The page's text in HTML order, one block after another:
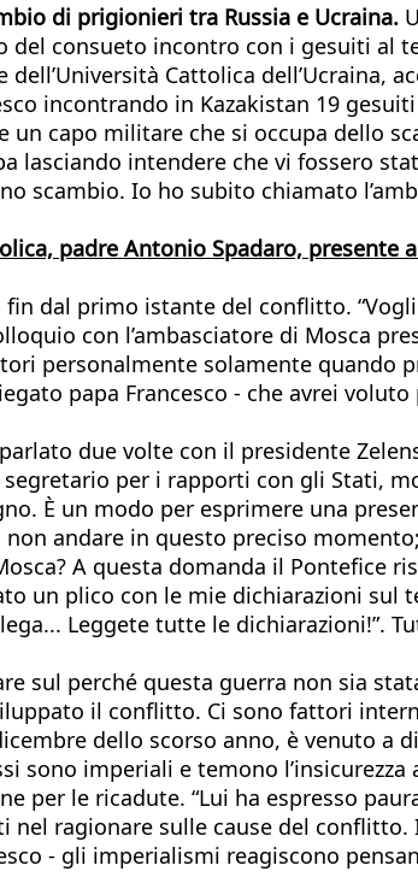
di prigionieri tra Russia e Ucraina.
consueto incontro con i gesuiti al
Cattolica dell’Ucraina,
incontrando in Kazakistan 19
un capo militare che si occupa dello
lasciando intendere che vi fossero
scambio. Io ho subito chiamato
padre Antonio Spadaro, presente
dal primo istante del conflitto.
con l’ambasciatore di Mosca
personalmente solamente quando
papa Francesco - che avrei
due volte con il presidente
per i rapporti con gli Stati,
È un modo per esprimere una
andare in questo preciso
A questa domanda il Pontefice
un plico con le mie dichiarazioni sul
Leggete tutte le dichiarazioni!”.
sul perché questa guerra non sia
il conflitto. Ci sono fattori
dello scorso anno, è venuto a
sono imperiali e temono l’insicurezza
per le ricadute. “Lui ha espresso
nel ragionare sulle cause del
- gli imperialismi reagiscono